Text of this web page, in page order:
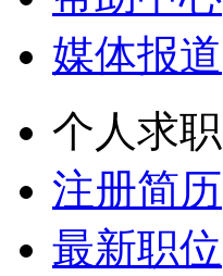
媒体报道
个人求职
注册简历
最新职位